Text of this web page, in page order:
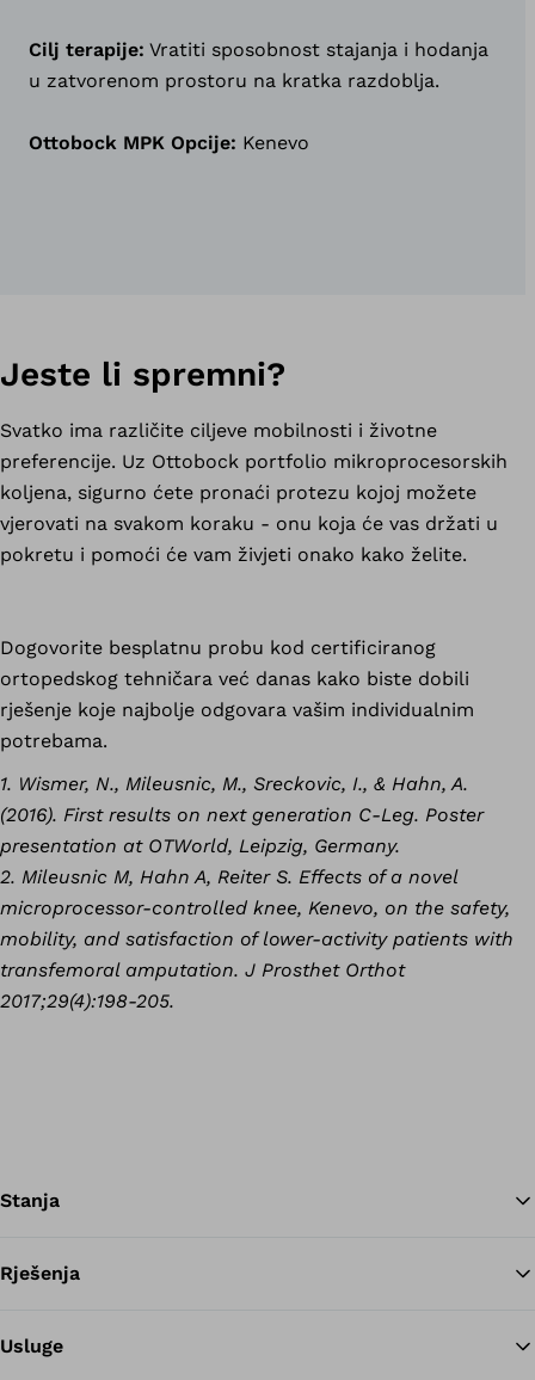
Cilj terapije: Vratiti sposobnost stajanja i hodanja
u zatvorenom prostoru na kratka razdoblja.
Ottobock MPK Opcije: Kenevo
Jeste li spremni?
Svatko ima različite ciljeve mobilnosti i životne
preferencije. Uz Ottobock portfolio mikroprocesorskih
koljena, sigurno ćete pronaći protezu kojoj možete
vjerovati na svakom koraku - onu koja će vas držati u
pokretu i pomoći će vam živjeti onako kako želite.
Dogovorite besplatnu probu kod certificiranog
ortopedskog tehničara već danas kako biste dobili
rješenje koje najbolje odgovara vašim individualnim
potrebama.
1. Wismer, N., Mileusnic, M., Sreckovic, I., & Hahn, A.
(2016). First results on next generation C-Leg. Poster
presentation at OTWorld, Leipzig, Germany.
2. Mileusnic M, Hahn A, Reiter S. Effects of a novel
microprocessor-controlled knee, Kenevo, on the safety,
mobility, and satisfaction of lower-activity patients with
transfemoral amputation. J Prosthet Orthot
2017;29(4):198-205.
Stanja
Rješenja
Usluge